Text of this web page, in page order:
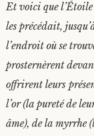
L’EPREUVE
LES ROIS
Et voici que
les précédait,
l’endroit où se
prosternèrent
offrirent leurs
l’or (la pureté de
âme), de la myrrhe